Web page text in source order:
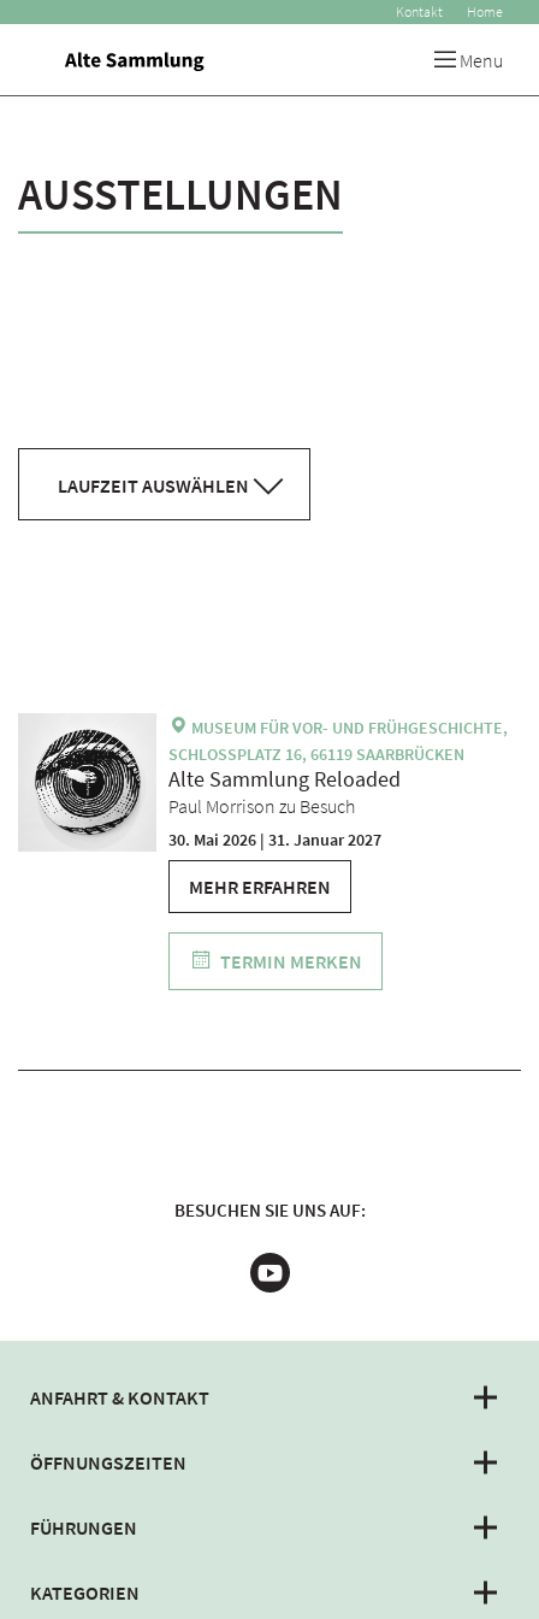
Kontakt Home
Menu
AUSSTELLUNGEN
MUSEUM FÜR VOR- UND FRÜHGESCHICHTE,
SCHLOSSPLATZ 16, 66119 SAARBRÜCKEN
Alte Sammlung Reloaded
Paul Morrison zu Besuch
30. Mai 2026 | 31. Januar 2027
MEHR ERFAHREN
TERMIN MERKEN
BESUCHEN SIE UNS AUF:
ANFAHRT & KONTAKT
ÖFFNUNGSZEITEN
FÜHRUNGEN
KATEGORIEN